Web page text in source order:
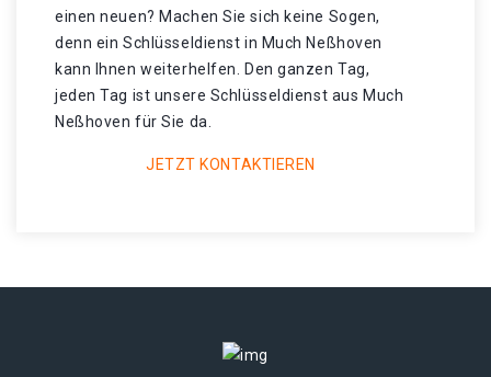
einen neuen? Machen Sie sich keine Sogen,
denn ein Schlüsseldienst in Much Neßhoven
kann Ihnen weiterhelfen. Den ganzen Tag,
jeden Tag ist unsere Schlüsseldienst aus Much
Neßhoven für Sie da.
JETZT KONTAKTIEREN